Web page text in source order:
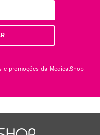
promoções da MedicalShop